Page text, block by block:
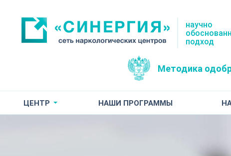
научно
подход
Методика
ЦЕНТР НАШИ ПРОГРАММЫ